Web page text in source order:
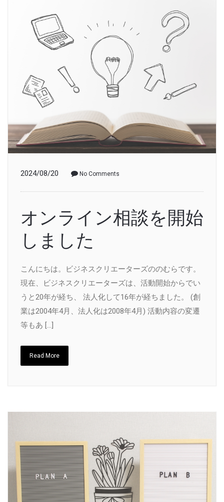
2024/08/20 No Comments
オンライン相談を開始
しました
こんにちは。ビジネスクリエーターズののむらです。
現在、ビジネスクリエーターズは、活動開始からでい
うと20年が経ち、 法人化して16年が経ちました。 (創
業は2004年4月、法人化は2008年4月) 活動内容の変遷
等もあ […]
Read More